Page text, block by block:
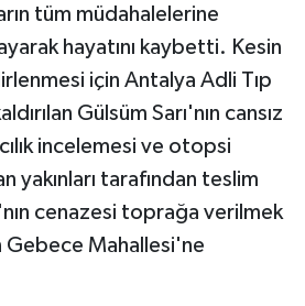
tüm müdahalelerine
hayatını kaybetti. Kesin
için Antalya Adli Tıp
Gülsüm Sarı'nın cansız
incelemesi ve otopsi
yakınları tarafından teslim
cenazesi toprağa verilmek
Gebece Mahallesi'ne